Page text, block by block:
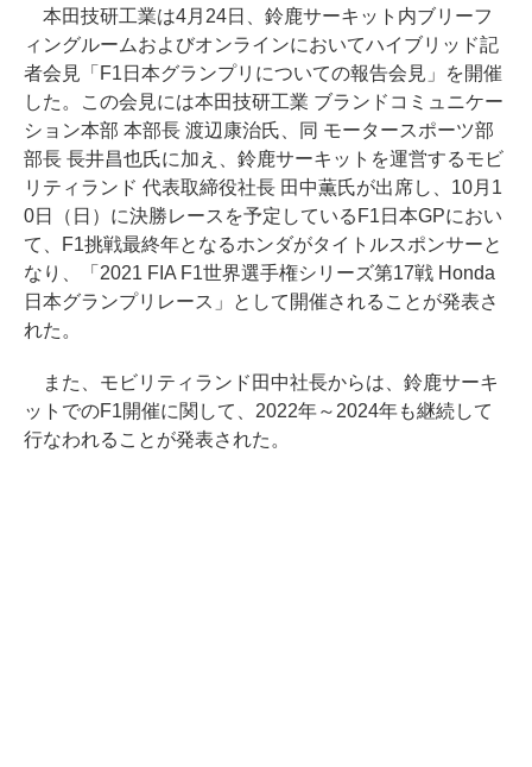
本田技研工業は4月24日、鈴鹿サーキット内ブリーフ
ィングルームおよびオンラインにおいてハイブリッド記
者会見「F1日本グランプリについての報告会見」を開催
した。この会見には本田技研工業 ブランドコミュニケー
ション本部 本部長 渡辺康治氏、同 モータースポーツ部
部長 長井昌也氏に加え、鈴鹿サーキットを運営するモビ
リティランド 代表取締役社長 田中薫氏が出席し、10月1
0日（日）に決勝レースを予定しているF1日本GPにおい
て、F1挑戦最終年となるホンダがタイトルスポンサーと
なり、「2021 FIA F1世界選手権シリーズ第17戦 Honda
日本グランプリレース」として開催されることが発表さ
れた。
また、モビリティランド田中社長からは、鈴鹿サーキ
ットでのF1開催に関して、2022年～2024年も継続して
行なわれることが発表された。